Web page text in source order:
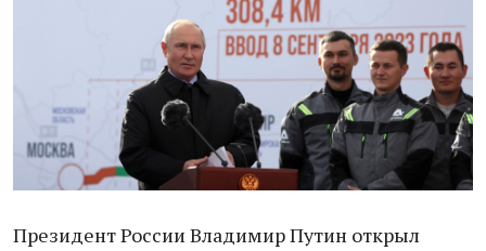
Президент России Владимир Путин открыл